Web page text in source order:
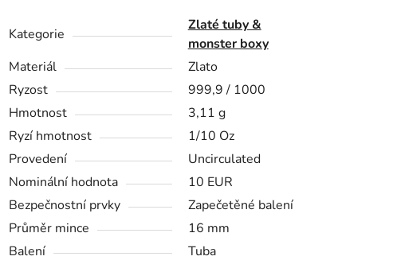
Kategorie
Zlaté tuby &
monster boxy
Materiál
Zlato
Ryzost
999,9 / 1000
Hmotnost
3,11 g
Ryzí hmotnost
1/10 Oz
Provedení
Uncirculated
Nominální hodnota
10 EUR
Bezpečnostní prvky
Zapečetěné balení
Průměr mince
16 mm
Balení
Tuba